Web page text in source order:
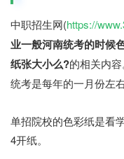
中职招生网(https://
业一般河南统考的时候
纸张大小么?的相关内容
统考是每年的一月份左
单招院校的色彩纸是看
4开纸。